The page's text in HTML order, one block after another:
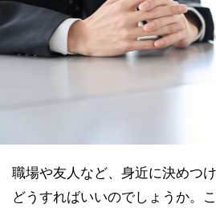
職場や友人など、身近に決めつ
どうすればいいのでしょうか。